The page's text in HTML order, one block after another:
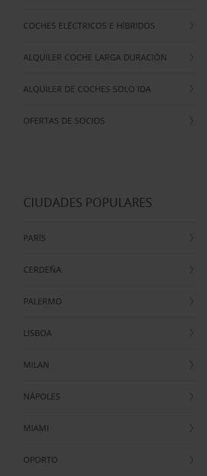
COCHES ELÉCTRICOS E HÍBRIDOS
ALQUILER COCHE LARGA DURACIÓN
ALQUILER DE COCHES SOLO IDA
OFERTAS DE SOCIOS
CIUDADES POPULARES
PARÍS
CERDEÑA
PALERMO
LISBOA
MILAN
NÁPOLES
MIAMI
OPORTO